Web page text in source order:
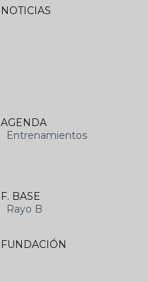
NOTICIAS
AGENDA
Entrenamientos
F. BASE
Rayo B
FUNDACIÓN